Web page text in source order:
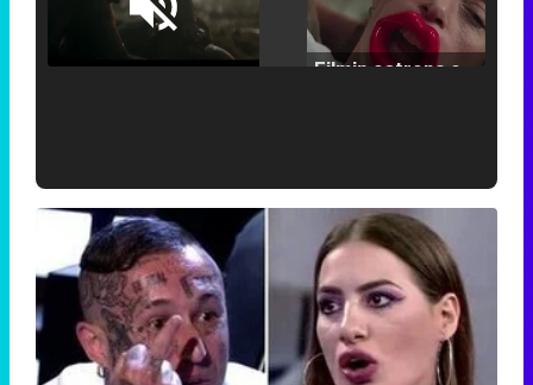
Unmute /
Loaded:
25.30%
'120 Minutos' celebra sus 2.000 programas en Telemadrid con un vídeo del día a día en la redacción
Tráiler de '33 días', la nueva serie de Atresplayer con Julián Villagrán y José Manuel Poga